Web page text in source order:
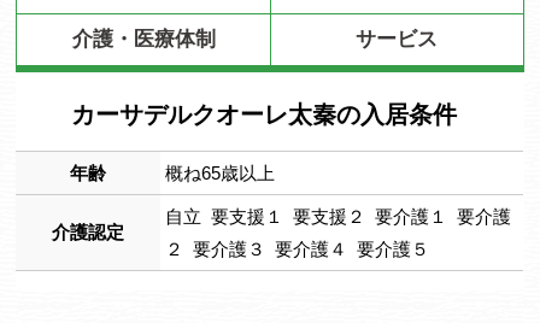
介護・医療体制 サービス
カーサデルクオーレ太秦の入居条件
年齢 概ね65歳以上
介護認定
自立 要支援１ 要支援２ 要介護１ 要介護
２ 要介護３ 要介護４ 要介護５